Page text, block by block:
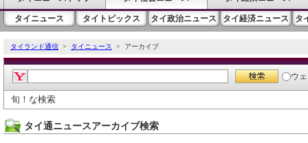
タイニュース タイトピックス タイ政治ニュース タイ経済ニュース タ
タイランド通信 > タイニュース > アーカイブ
ウ
旬！な検索
タイ通ニュースアーカイブ検索